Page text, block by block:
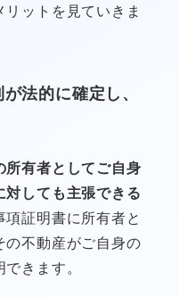
ットを見ていきま
法的に確定し、
所有者としてご自身
しても主張できる
証明書に所有者と
の不動産がご自身の
きます。